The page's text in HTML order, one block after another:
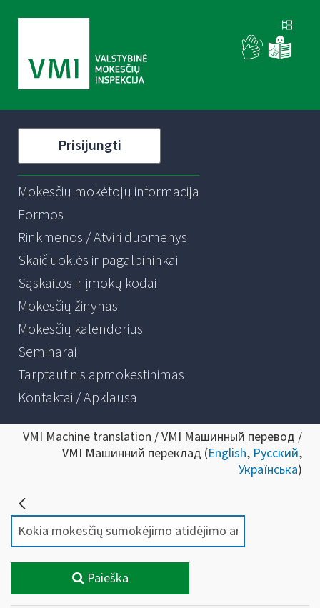
Prisijungti
Mokesčių mokėtojų informacija
Formos
Rinkmenos / Atviri duomenys
Skaičiuoklės ir pagalbininkai
Sąskaitos ir įmokų kodai
Mokesčių žinynas
Mokesčių kalendorius
Seminarai
Tarptautinis apmokestinimas
Kontaktai / Apklausa
VMI Machine translation / VMI Машинный перевод /
VMI Машинний переклад (English, Русский,
Українська)
Paieška